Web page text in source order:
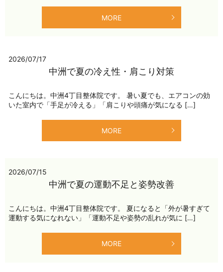
MORE
2026/07/17
中洲で夏の冷え性・肩こり対策
こんにちは。中洲4丁目整体院です。 暑い夏でも、エアコンの効
いた室内で「手足が冷える」「肩こりや頭痛が気になる […]
MORE
2026/07/15
中洲で夏の運動不足と姿勢改善
こんにちは。中洲4丁目整体院です。 夏になると「外が暑すぎて
運動する気になれない」「運動不足や姿勢の乱れが気に […]
MORE